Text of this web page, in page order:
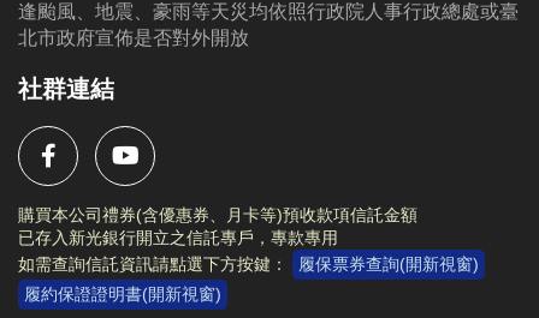
逢颱風、地震、豪雨等天災均依照行政院人事行政總處或臺
北市政府宣佈是否對外開放
社群連結
購買本公司禮券(含優惠券、月卡等)預收款項信託金額
已存入新光銀行開立之信託專戶，專款專用
如需查詢信託資訊請點選下方按鍵：
履保票券查詢(開新視窗)
履約保證證明書(開新視窗)